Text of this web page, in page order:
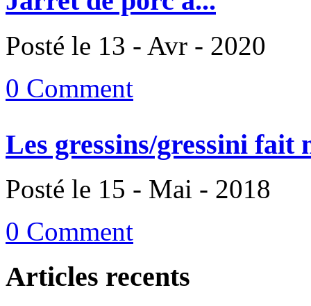
Posté le 13 - Avr - 2020
0 Comment
Les gressins/gressini fait
Posté le 15 - Mai - 2018
0 Comment
Articles recents